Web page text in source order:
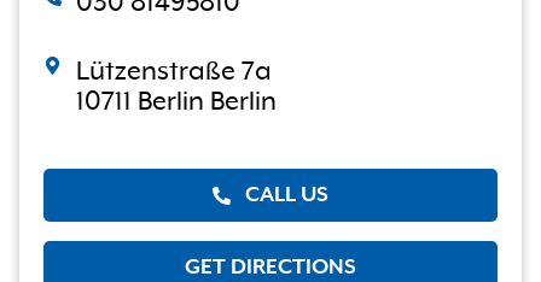
Lützenstraße 7a
10711 Berlin Berlin
CALL US
GET DIRECTIONS